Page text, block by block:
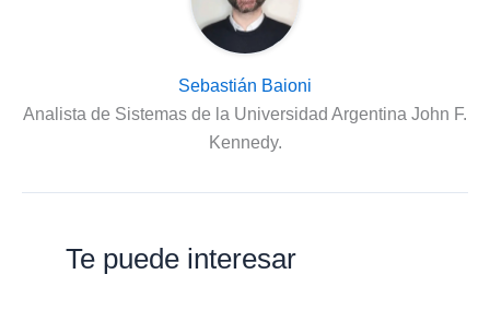
Sebastián Baioni
Analista de Sistemas de la Universidad Argentina John F.
Kennedy.
Te puede interesar